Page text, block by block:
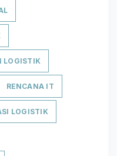
LOGISTIK
RENCANA IT
LOGISTIK